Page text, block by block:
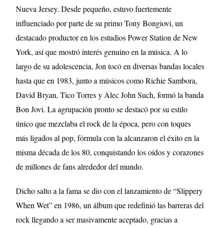
Nueva Jersey. Desde pequeño, estuvo fuertemente
influenciado por parte de su primo Tony Bongiovi, un
destacado productor en los estudios Power Station de New
York, así que mostró interés genuino en la música. A lo
largo de su adolescencia, Jon tocó en diversas bandas locales
hasta que en 1983, junto a músicos como Richie Sambora,
David Bryan, Tico Torres y Alec John Such, formó la banda
Bon Jovi. La agrupación pronto se destacó por su estilo
único que mezclaba el rock de la época, pero con toques
más ligados al pop, fórmula con la alcanzaron el éxito en la
misma década de los 80, conquistando los oídos y corazones
de millones de fans alrededor del mundo.
Dicho salto a la fama se dio con el lanzamiento de “Slippery
When Wet” en 1986, un álbum que redefinió las barreras del
rock llegando a ser masivamente aceptado, gracias a